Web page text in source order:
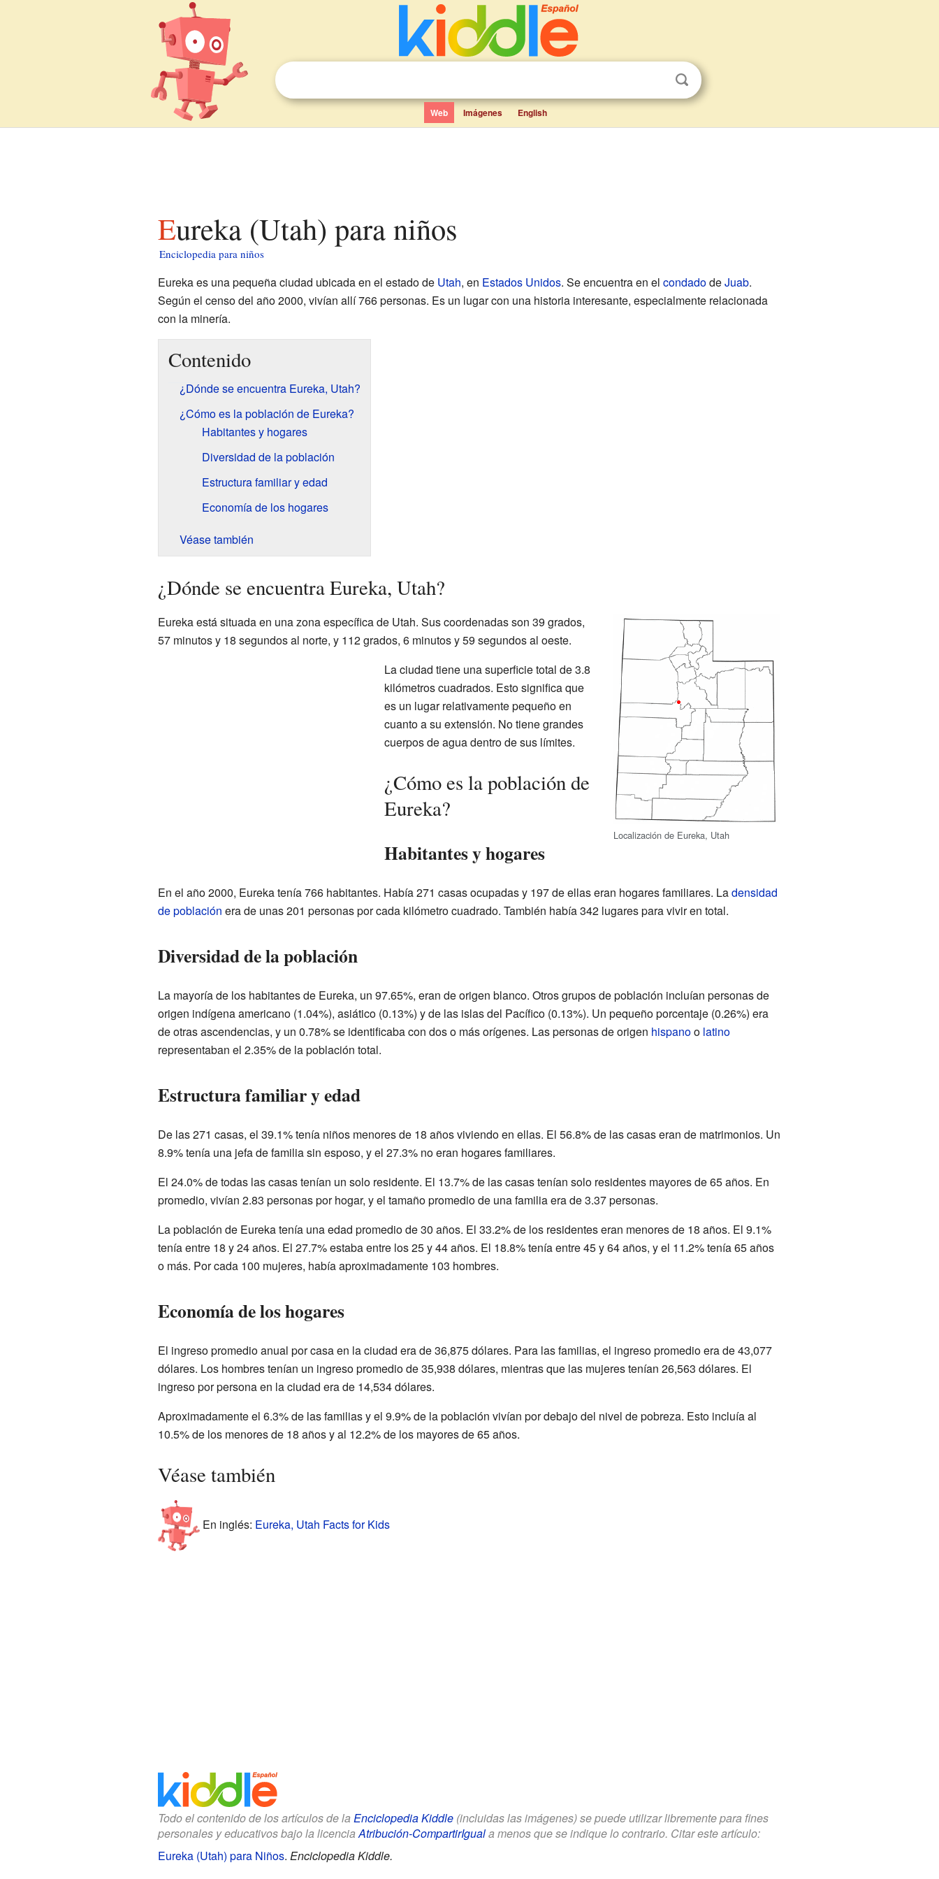
Web Imágenes English
Eureka (Utah) para niños
Enciclopedia para niños
Eureka es una pequeña ciudad ubicada en el estado de Utah, en Estados Unidos. Se encuentra en el condadodeJuab.
Según el censo del año 2000, vivían allí 766 personas. Es un lugar con una historia interesante, especialmente relacionada
con la minería.
Contenido
¿Dónde se encuentra Eureka, Utah?
¿Cómo es la población de Eureka?
Habitantes y hogares
Diversidad de la población
Estructura familiar y edad
Economía de los hogares
Véase también
¿Dónde se encuentra Eureka, Utah?
Localización de Eureka, Utah
Eureka está situada en una zona específica de Utah. Sus coordenadas son 39 grados,
57 minutos y 18 segundos al norte, y 112 grados, 6 minutos y 59 segundos al oeste.
La ciudad tiene una superficie total de 3.8
kilómetros cuadrados. Esto significa que
es un lugar relativamente pequeño en
cuanto a su extensión. No tiene grandes
cuerpos de agua dentro de sus límites.
¿Cómo es la población de
Eureka?
Habitantes y hogares
En el año 2000, Eureka tenía 766 habitantes. Había 271 casas ocupadas y 197 de ellas eran hogares familiares. Ladensidad
de población era de unas 201 personas por cada kilómetro cuadrado. También había 342 lugares para vivir en total.
Diversidad de la población
La mayoría de los habitantes de Eureka, un 97.65%, eran de origen blanco. Otros grupos de población incluían personas de
origen indígena americano (1.04%), asiático (0.13%) y de las islas del Pacífico (0.13%). Un pequeño porcentaje (0.26%) era
de otras ascendencias, y un 0.78% se identificaba con dos o más orígenes. Las personas de origen hispanoo latino
representaban el 2.35% de la población total.
Estructura familiar y edad
De las 271 casas, el 39.1% tenía niños menores de 18 años viviendo en ellas. El 56.8% de las casas eran de matrimonios. Un
8.9% tenía una jefa de familia sin esposo, y el 27.3% no eran hogares familiares.
El 24.0% de todas las casas tenían un solo residente. El 13.7% de las casas tenían solo residentes mayores de 65 años. En
promedio, vivían 2.83 personas por hogar, y el tamaño promedio de una familia era de 3.37 personas.
La población de Eureka tenía una edad promedio de 30 años. El 33.2% de los residentes eran menores de 18 años. El 9.1%
tenía entre 18 y 24 años. El 27.7% estaba entre los 25 y 44 años. El 18.8% tenía entre 45 y 64 años, y el 11.2% tenía 65 años
o más. Por cada 100 mujeres, había aproximadamente 103 hombres.
Economía de los hogares
El ingreso promedio anual por casa en la ciudad era de 36,875 dólares. Para las familias, el ingreso promedio era de 43,077
dólares. Los hombres tenían un ingreso promedio de 35,938 dólares, mientras que las mujeres tenían 26,563 dólares. El
ingreso por persona en la ciudad era de 14,534 dólares.
Aproximadamente el 6.3% de las familias y el 9.9% de la población vivían por debajo del nivel de pobreza. Esto incluía al
10.5% de los menores de 18 años y al 12.2% de los mayores de 65 años.
Véase también
En inglés: Eureka, Utah Facts for Kids
Todo el contenido de los artículos de la Enciclopedia Kiddle(incluidas las imágenes) se puede utilizar libremente para fines
personales y educativos bajo la licenciaAtribución-CompartirIguala menos que se indique lo contrario. Citar este artículo:
Eureka (Utah) para Niños. Enciclopedia Kiddle.